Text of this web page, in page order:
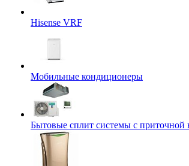
Hisense VRF
Мобильные кондиционеры
Бытовые сплит системы с приточной